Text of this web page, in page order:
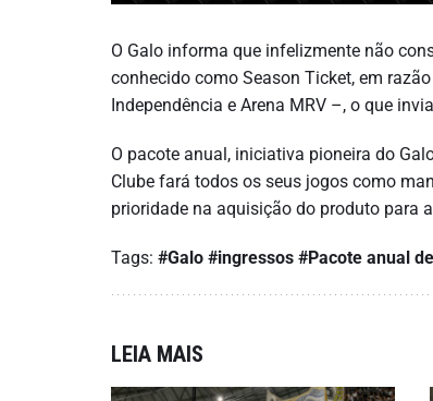
O Galo informa que infelizmente não
conhecido como Season Ticket, em
Independência e Arena MRV –, o que
O pacote anual, iniciativa pioneira do
Clube fará todos os seus jogos como
prioridade na aquisição do produto para
Tags: #Galo #ingressos #Pacote anual
LEIA MAIS